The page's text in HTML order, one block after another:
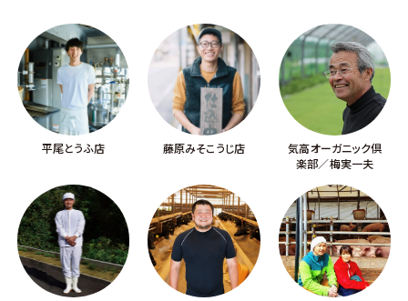
平尾とうふ店 藤原みそこうじ店
気高オーガニック倶
楽部／梅実一夫